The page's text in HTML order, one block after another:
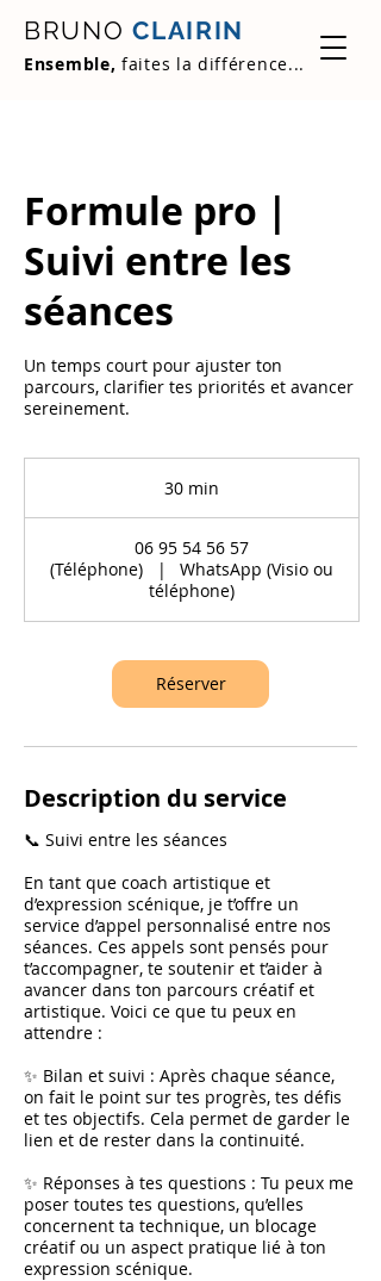
BRUNO CLAIRIN
Ensemble, faites la différence...
Formule pro |
Suivi entre les
séances
Un temps court pour ajuster ton
parcours, clarifier tes priorités et avancer
sereinement.
30 min
i
n
06 95 54 56 57
(Téléphone)
|
WhatsApp (Visio ou
téléphone)
Réserver
Description du service
📞 Suivi entre les séances
En tant que coach artistique et
d’expression scénique, je t’offre un
service d’appel personnalisé entre nos
séances. Ces appels sont pensés pour
t’accompagner, te soutenir et t’aider à
avancer dans ton parcours créatif et
artistique. Voici ce que tu peux en
attendre :
✨ Bilan et suivi : Après chaque séance,
on fait le point sur tes progrès, tes défis
et tes objectifs. Cela permet de garder le
lien et de rester dans la continuité.
✨ Réponses à tes questions : Tu peux me
poser toutes tes questions, qu’elles
concernent ta technique, un blocage
créatif ou un aspect pratique lié à ton
expression scénique.